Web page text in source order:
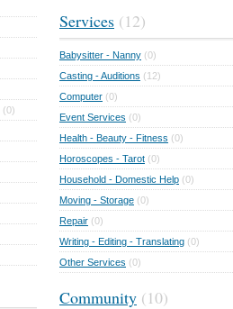
(0)
Services (12)
Babysitter - Nanny (0)
Casting - Auditions (12)
Computer (0)
Event Services (0)
Health - Beauty - Fitness (0)
Horoscopes - Tarot (0)
Household - Domestic Help (0)
Moving - Storage (0)
Repair (0)
Writing - Editing - Translating (0)
Other Services (0)
Community (10)